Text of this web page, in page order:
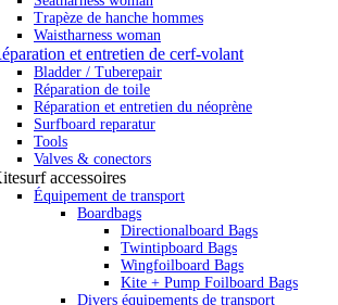
Trapèze de hanche hommes
Waistharness woman
et entretien de cerf-volant
Bladder / Tuberepair
Réparation de toile
Réparation et entretien du néoprène
Surfboard reparatur
Tools
Valves & conectors
accessoires
Équipement de transport
Boardbags
Directionalboard Bags
Twintipboard Bags
Wingfoilboard Bags
Kite + Pump Foilboard Bags
Divers équipements de transport